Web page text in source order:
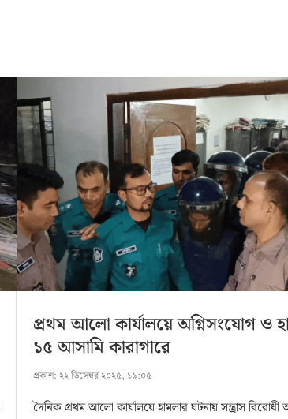
প্রথম আলো কার্যালয়ে অগ্নিসংযোগ ও
১৫ আসামি কারাগারে
প্রকাশ: ২২ ডিসেম্বর ২০২৫, ১৯:০৫
দৈনিক প্রথম আলো কার্যালয়ে হামলার ঘটনায় সন্ত্রাস